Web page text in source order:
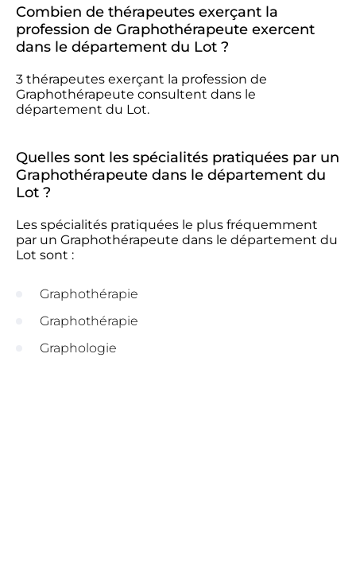
Combien de thérapeutes exerçant la
profession de Graphothérapeute exercent
dans le département du Lot ?
3 thérapeutes exerçant la profession de
Graphothérapeute consultent dans le
département du Lot.
Quelles sont les spécialités pratiquées par un
Graphothérapeute dans le département du
Lot ?
Les spécialités pratiquées le plus fréquemment
par un Graphothérapeute dans le département du
Lot sont :
Graphothérapie
Graphothérapie
Graphologie